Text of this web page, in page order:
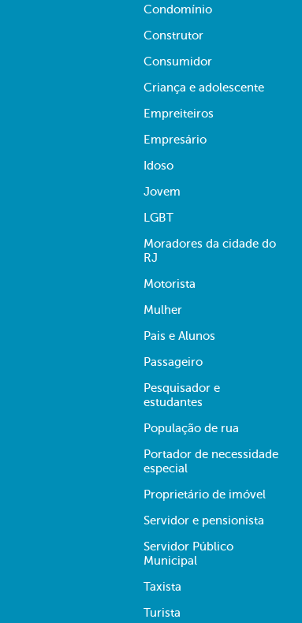
Condomínio
Construtor
Consumidor
Criança e adolescente
Empreiteiros
Empresário
Idoso
Jovem
LGBT
Moradores da cidade do
RJ
Motorista
Mulher
Pais e Alunos
Passageiro
Pesquisador e
estudantes
População de rua
Portador de necessidade
especial
Proprietário de imóvel
Servidor e pensionista
Servidor Público
Municipal
Taxista
Turista